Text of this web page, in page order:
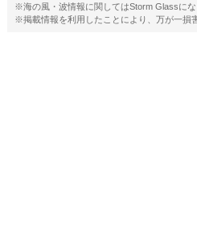
※海の風・波情報に関してはStorm Glassにな
※掲載情報を利用したことにより、万が一損